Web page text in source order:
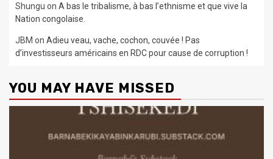
Shungu on A bas le tribalisme, à bas l’ethnisme et que vive la
Nation congolaise.
JBM on Adieu veau, vache, cochon, couvée ! Pas
d’investisseurs américains en RDC pour cause de corruption !
YOU MAY HAVE MISSED